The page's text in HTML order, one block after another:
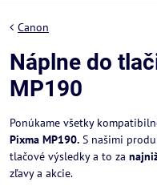
Canon
Náplne do
MP190
Ponúkame všetky
Pixma MP190. S našimi
tlačové výsledky a to za
zľavy a akcie.